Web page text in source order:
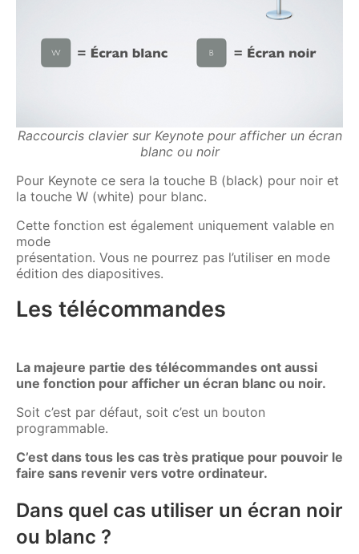
Raccourcis clavier sur Keynote pour afficher un écran
blanc ou noir
Pour Keynote ce sera la touche B (black) pour noir et
la touche W (white) pour blanc.
Cette fonction est également uniquement valable en
mode
présentation. Vous ne pourrez pas l’utiliser en mode
édition des diapositives.
Les télécommandes
La majeure partie des télécommandes ont aussi
une fonction pour afficher un écran blanc ou noir.
Soit c’est par défaut, soit c’est un bouton
programmable.
C’est dans tous les cas très pratique pour pouvoir le
faire sans revenir vers votre ordinateur.
Dans quel cas utiliser un écran noir
ou blanc ?